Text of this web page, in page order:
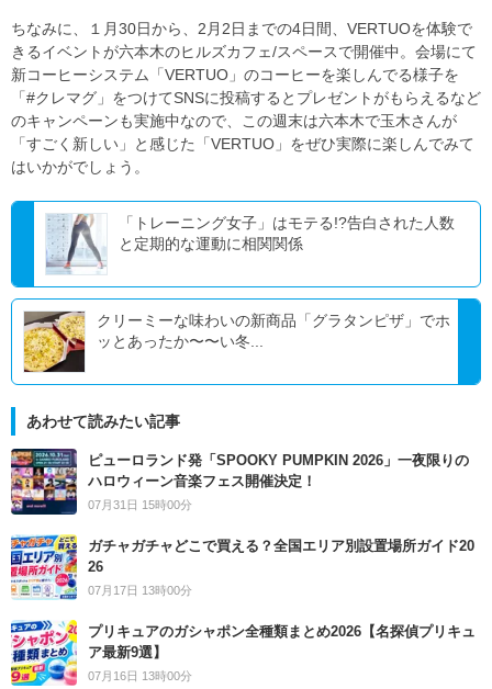
ちなみに、１月30日から、2月2日までの4日間、VERTUOを体験で
きるイベントが六本木のヒルズカフェ/スペースで開催中。会場にて
新コーヒーシステム「VERTUO」のコーヒーを楽しんでる様子を
「#クレマグ」をつけてSNSに投稿するとプレゼントがもらえるなど
のキャンペーンも実施中なので、この週末は六本木で玉木さんが
「すごく新しい」と感じた「VERTUO」をぜひ実際に楽しんでみて
はいかがでしょう。
「トレーニング女子」はモテる!?告白された人数
と定期的な運動に相関関係
クリーミーな味わいの新商品「グラタンピザ」でホ
ッとあったか〜〜い冬...
あわせて読みたい記事
ピューロランド発「SPOOKY PUMPKIN 2026」一夜限りの
ハロウィーン音楽フェス開催決定！
07月31日 15時00分
ガチャガチャどこで買える？全国エリア別設置場所ガイド20
26
07月17日 13時00分
プリキュアのガシャポン全種類まとめ2026【名探偵プリキュ
ア最新9選】
07月16日 13時00分